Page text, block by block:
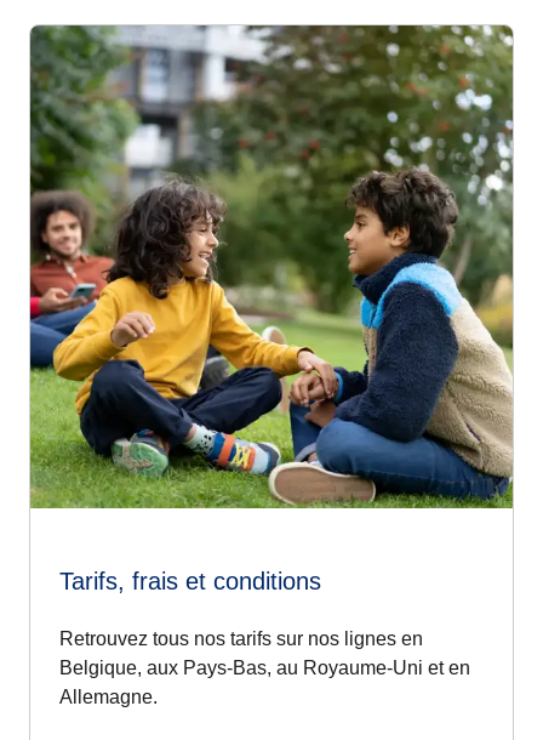
Tarifs, frais et conditions
Retrouvez tous nos tarifs sur nos lignes en
Belgique, aux Pays-Bas, au Royaume-Uni et en
Allemagne.